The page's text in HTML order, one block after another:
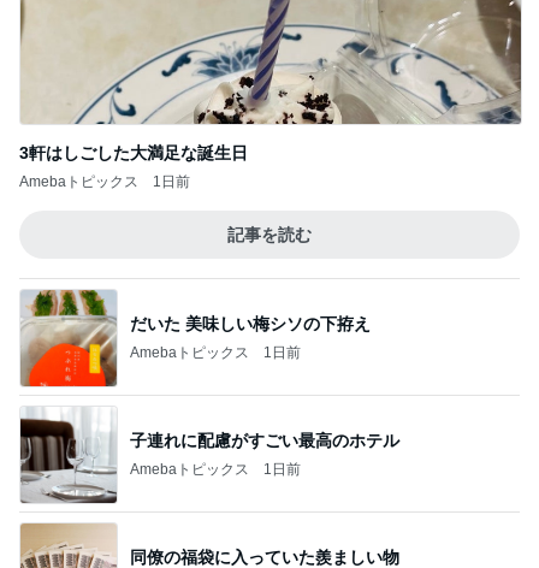
3軒はしごした大満足な誕生日
Amebaトピックス 1日前
記事を読む
だいた 美味しい梅シソの下拵え
Amebaトピックス 1日前
子連れに配慮がすごい最高のホテル
Amebaトピックス 1日前
同僚の福袋に入っていた羨ましい物